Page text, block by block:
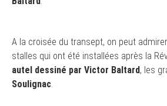
A la croisée du transept, on peut
stalles qui ont été installées après la
autel dessiné par Victor Baltard, les
Soulignac.